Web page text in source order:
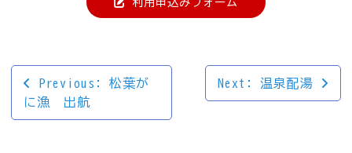
Previous:
松葉が
に漁 出航
Next: 温泉配湯